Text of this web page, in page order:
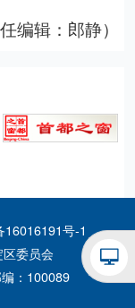
任编辑：郎静）
16016191号-1
委员会
：100089